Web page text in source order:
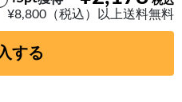
¥8,800（税込）以上送料無料
する